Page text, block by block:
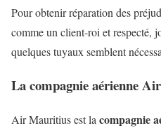
Pour obtenir réparation des
comme un client-roi et respecté,
quelques tuyaux semblent
La compagnie aérienne
Air Mauritius est la compagnie